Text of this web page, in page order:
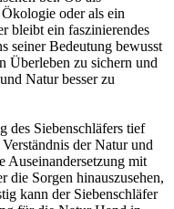
oder als ein
bleibt ein faszinierendes
seiner Bedeutung bewusst
Überleben zu sichern und
Natur besser zu
des Siebenschläfers tief
der Natur und
Auseinandersetzung mit
die Sorgen hinauszusehen,
kann der Siebenschläfer